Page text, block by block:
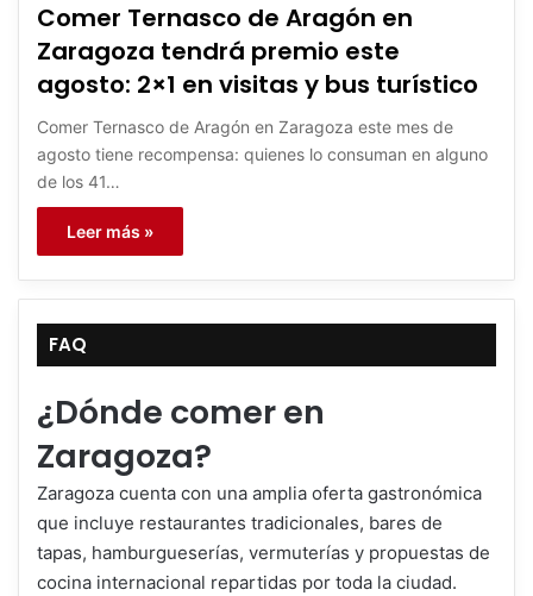
Comer Ternasco de Aragón en
Zaragoza tendrá premio este
agosto: 2×1 en visitas y bus turístico
Comer Ternasco de Aragón en Zaragoza este mes de
agosto tiene recompensa: quienes lo consuman en alguno
de los 41…
Leer más »
FAQ
¿Dónde comer en
Zaragoza?
Zaragoza cuenta con una amplia oferta gastronómica
que incluye restaurantes tradicionales, bares de
tapas, hamburgueserías, vermuterías y propuestas de
cocina internacional repartidas por toda la ciudad.